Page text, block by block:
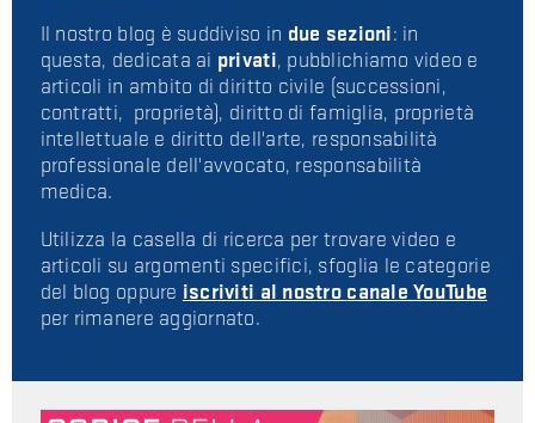
Il nostro blog è suddiviso in due sezioni: in
questa, dedicata ai privati, pubblichiamo video e
articoli in ambito di diritto civile (successioni,
contratti, proprietà), diritto di famiglia, proprietà
intellettuale e diritto dell'arte, responsabilità
professionale dell'avvocato, responsabilità
medica.
Utilizza la casella di ricerca per trovare video e
articoli su argomenti specifici, sfoglia le categorie
del blog oppure iscriviti al nostro canale YouTube
per rimanere aggiornato.